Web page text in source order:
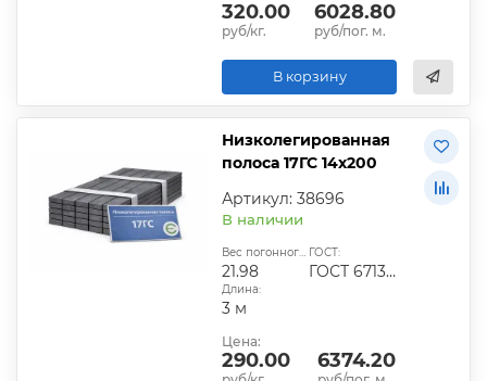
320.00
руб/кг.
6028.80
руб/пог. м.
В корзину
Низколегированная
полоса 17ГС 14х200
Артикул: 38696
В наличии
Вес погонного метра, кг:
21.98
ГОСТ:
ГОСТ 6713-91
Длина:
3 м
Цена:
290.00 6374.20